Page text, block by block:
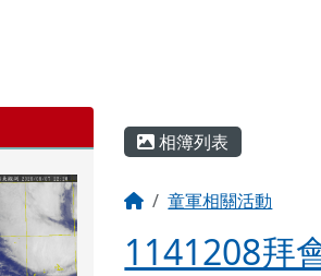
主內容區域
相簿列表
回首頁童軍相關活動
1141208拜